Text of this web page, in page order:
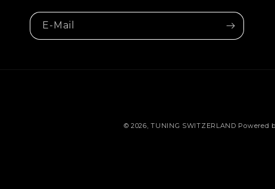
E-Mail
© 2026,TUNING SWITZERLAND Powered